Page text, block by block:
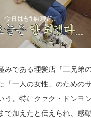
みである理髪店「三兄弟
「一人の女性」のための
う。特にクァク・ドンヨ
で加えたと伝えられ、感